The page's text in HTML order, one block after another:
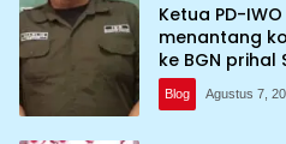
Ketua PD-
menantang
ke BGN prihal
memenuhi
persyaratan
Blog Agustus 7,